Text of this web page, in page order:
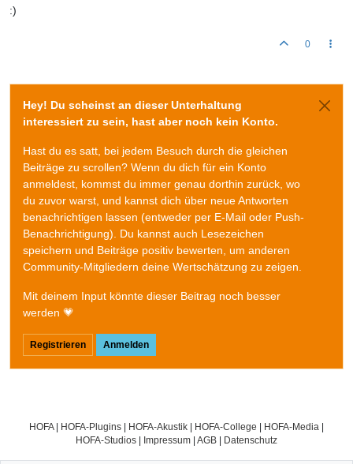
:)
0
Hey! Du scheinst an dieser Unterhaltung
interessiert zu sein, hast aber noch kein Konto.
Hast du es satt, bei jedem Besuch durch die gleichen
Beiträge zu scrollen? Wenn du dich für ein Konto
anmeldest, kommst du immer genau dorthin zurück, wo
du zuvor warst, und kannst dich über neue Antworten
benachrichtigen lassen (entweder per E-Mail oder Push-
Benachrichtigung). Du kannst auch Lesezeichen
speichern und Beiträge positiv bewerten, um anderen
Community-Mitgliedern deine Wertschätzung zu zeigen.
Mit deinem Input könnte dieser Beitrag noch besser
werden 💗
Registrieren Anmelden
HOFA| HOFA-Plugins HOFA-Akustik HOFA-College HOFA-Media
HOFA-Studios
Impressum AGB Datenschutz